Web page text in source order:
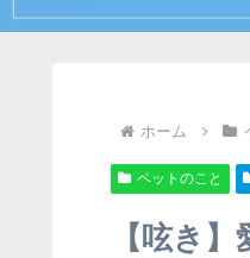
ホーム
ペットのこと
【呟き